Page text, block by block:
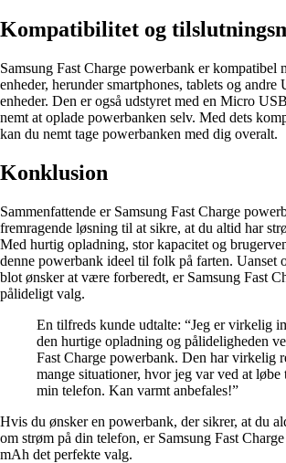
Kompatibilitet og
Samsung Fast Charge powerbank er kompatibel
enheder, herunder smartphones, tablets og andre
enheder. Den er også udstyret med en Micro
nemt at oplade powerbanken selv. Med dets
kan du nemt tage powerbanken med dig overalt.
Konklusion
Sammenfattende er Samsung Fast Charge
fremragende løsning til at sikre, at du altid har
Med hurtig opladning, stor kapacitet og
denne powerbank ideel til folk på farten. Uanset
blot ønsker at være forberedt, er Samsung Fast
pålideligt valg.
En tilfreds kunde udtalte: “Jeg er virkelig
den hurtige opladning og pålideligheden
Fast Charge powerbank. Den har virkelig
mange situationer, hvor jeg var ved at løbe
min telefon. Kan varmt anbefales!”
Hvis du ønsker en powerbank, der sikrer, at du
om strøm på din telefon, er Samsung Fast
mAh det perfekte valg.